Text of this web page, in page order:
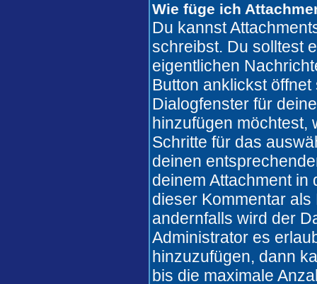
Wie füge ich
Du kannst
schreibst. Du solltest
eigentlichen
Button anklickst
Dialogfenster für
hinzufügen möchtest,
Schritte für das
deinen
deinem Attachment in
dieser Kommentar
andernfalls wird der
Administrator es
hinzuzufügen, dann
bis die maximale